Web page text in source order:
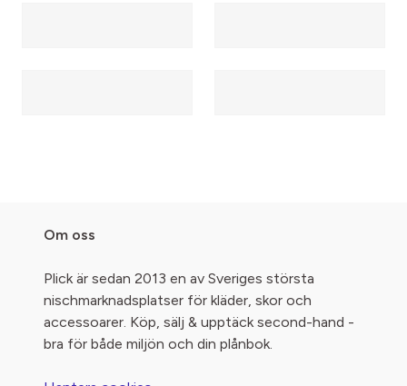
Om oss
Plick är sedan 2013 en av Sveriges största
nischmarknadsplatser för kläder, skor och
accessoarer. Köp, sälj & upptäck second-hand -
bra för både miljön och din plånbok.